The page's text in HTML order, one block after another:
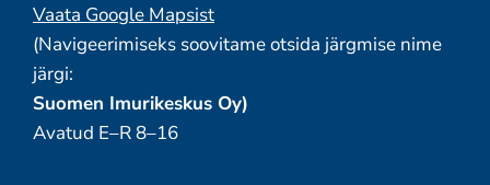
Vaata Google Mapsist
(Navigeerimiseks soovitame otsida järgmise nime
järgi:
Suomen Imurikeskus Oy)
Avatud E–R 8–16